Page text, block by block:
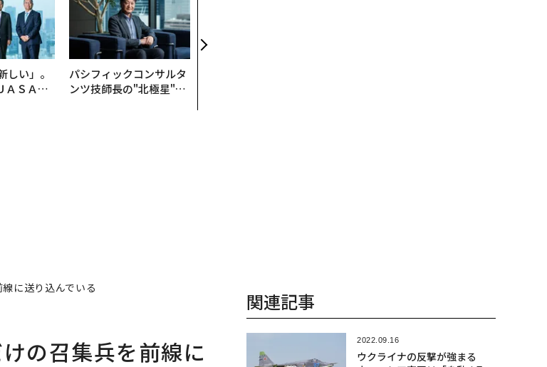
しい」。
ＡＳＡと
パシフィックコンサルタ
ンツ技師長の"北極星"。
に送り込んでいる
の召集兵を前線に
関連記事
2022.09.16
ウクライナの反撃が強まる